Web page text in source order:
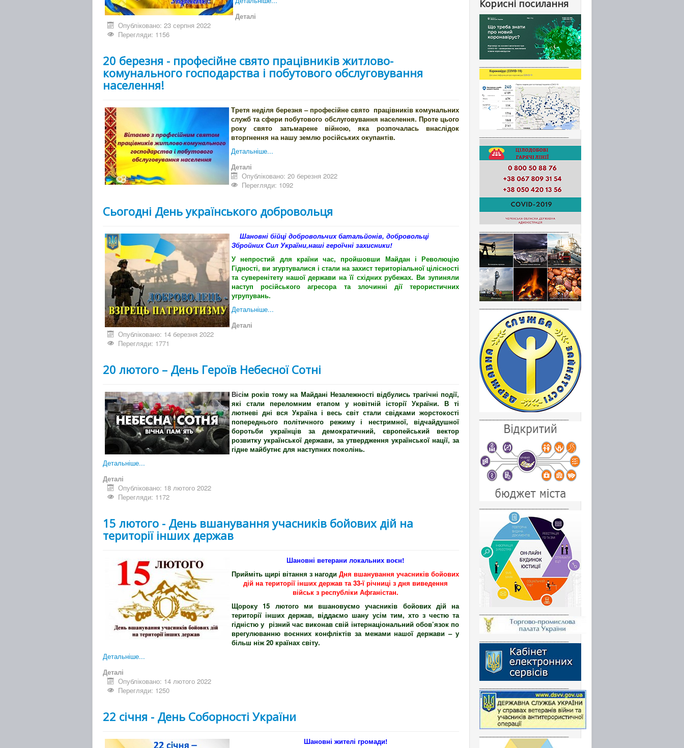
Деталі
Опубліковано: 23 серпня 2022
Перегляди: 1156
20 березня - професійне свято працівників житлово-
комунального господарства і побутового обслуговування
населення!
Третя неділя березня – професійне свято працівників комунальних
служб та сфери побутового обслуговування населення. Проте цього
року свято затьмарене війною, яка розпочалась внаслідок
вторгнення на нашу землю російських окупантів.
Детальніше...
Деталі
Опубліковано: 20 березня 2022
Перегляди: 1092
Сьогодні День українського добровольця
Шановні бійці добровольчих батальйонів, добровольці
Збройних Сил України,наші героїчні захисники!
У непростий для країни час, пройшовши Майдан і Революцію
Гідності, ви згуртувалися і стали на захист територіальної цілісності
та суверенітету нашої держави на її східних рубежах. Ви зупиняли
наступ російського агресора та злочинні дії терористичних
угрупувань.
Детальніше...
Деталі
Опубліковано: 14 березня 2022
Перегляди: 1771
20 лютого – День Героїв Небесної Сотні
Вісім років тому на Майдані Незалежності відбулись трагічні події,
які стали переломним етапом у новітній історії України. В ті
лютневі дні вся Україна і весь світ стали свідками жорстокості
попереднього політичного режиму і нестримної, відчайдушної
боротьби українців за демократичний, європейський вектор
розвитку української держави, за утвердження української нації, за
гідне майбутнє для наступних поколінь.
Детальніше...
Деталі
Опубліковано: 18 лютого 2022
Перегляди: 1172
15 лютого - День вшанування учасників бойових дій на
території інших держав
Шановні ветерани локальних воєн!
Прийміть щирі вітання з нагоди Дня вшанування учасників бойових
дій на території інших держав та 33-ї річниці з дня виведення
військ з республіки Афганістан.
Щороку 15 лютого ми вшановуємо учасників бойових дій на
території інших держав, віддаємо шану усім тим, хто з честю та
гідністю у різний час виконав свій інтернаціональний обов’язок по
врегулюванню воєнних конфліктів за межами нашої держави – у
більш ніж 20 країнах світу.
Детальніше...
Деталі
Опубліковано: 14 лютого 2022
Перегляди: 1250
22 січня - День Соборності України
Шановні жителі громади!
Корисні посилання